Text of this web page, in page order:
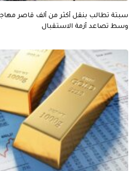
سبتة تطالب بنقل أكثر من ألف قاصر مهاجر
وسط تصاعد أزمة الاستقبال